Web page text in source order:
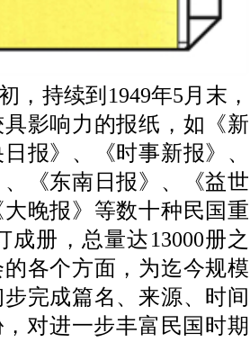
持续到1949年5月末，
影响力的报纸，如《新
报》、《时事新报》、
《东南日报》、《益世
晚报》等数十种民国重
册，总量达13000册之
各个方面，为迄今规模
完成篇名、来源、时间
对进一步丰富民国时期